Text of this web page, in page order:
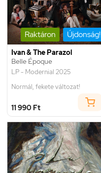
Raktáron Újdonság!
Ivan & The Parazol
Belle Époque
LP - Modernial 2025
Normál, fekete változat!
11 990 Ft